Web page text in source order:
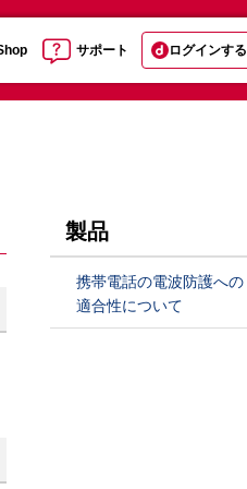
サポート ログインする
製品
携帯電話の電波防護への
適合性について